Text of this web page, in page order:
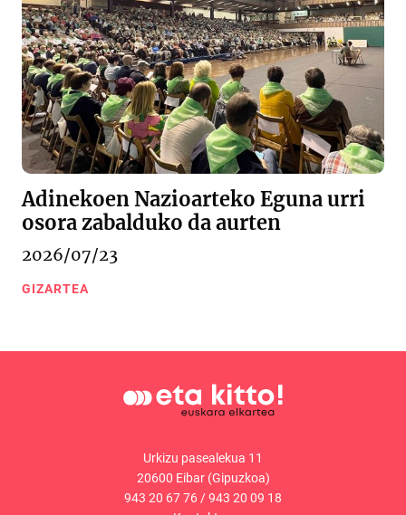
Adinekoen Nazioarteko Eguna urri
osora zabalduko da aurten
2026/07/23
GIZARTEA
Urkizu pasealekua 11
20600 Eibar (Gipuzkoa)
943 20 67 76 /943 20 09 18